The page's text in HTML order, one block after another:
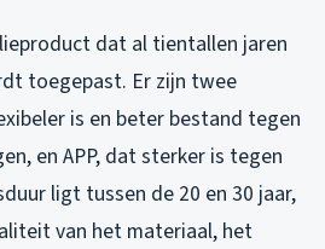
dat al tientallen jaren
toegepast. Er zijn twee
is en beter bestand tegen
en APP, dat sterker is tegen
ligt tussen de 20 en 30 jaar,
van het materiaal, het